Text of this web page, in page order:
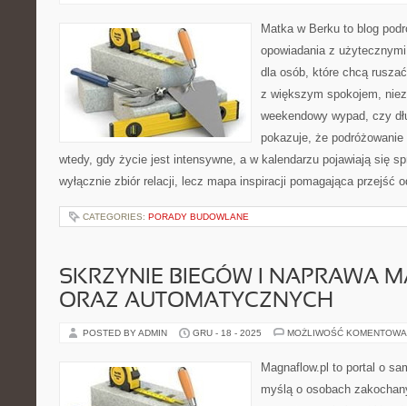
Matka w Berku to blog
opowiadania z
dla osób, które chcą
z większym spokojem,
weekendowy wypad, czy
pokazuje, że
wtedy, gdy życie jest intensywne, a w kalendarzu pojawiają się
wyłącznie zbiór relacji, lecz mapa inspiracji pomagająca przejść
CATEGORIES: PORADY BUDOWLANE
SKRZYNIE BIEGÓW I NAPRAWA
ORAZ AUTOMATYCZNYCH
POSTED BY ADMIN GRU - 18 - 2025 MOŻLIWOŚĆ
Magnaflow.pl to portal o
myślą o osobach